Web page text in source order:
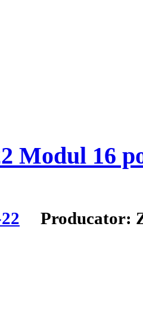
Modul 16
Producator: